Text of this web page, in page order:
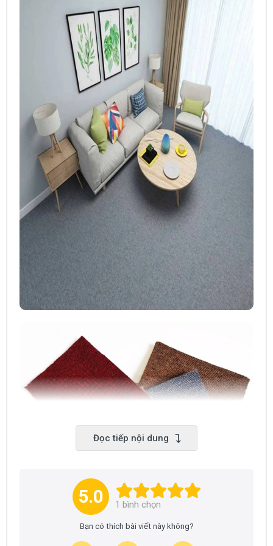
Đọc tiếp nội dung
5.0 1 bình chọn
Bạn có thích bài viết này không?